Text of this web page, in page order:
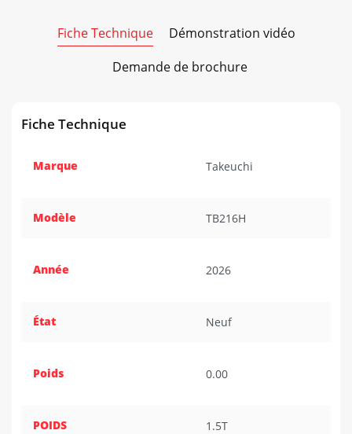
Fiche Technique
Démonstration vidéo
Demande de brochure
Fiche Technique
Marque Takeuchi
Modèle TB216H
Année 2026
État Neuf
Poids 0.00
POIDS 1.5T